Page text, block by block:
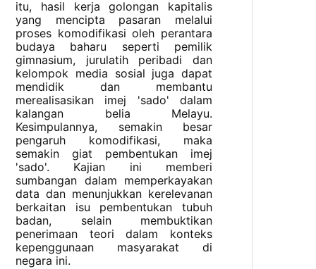
itu, hasil kerja golongan kapitalis
yang mencipta pasaran melalui
proses komodifikasi oleh perantara
budaya baharu seperti pemilik
gimnasium, jurulatih peribadi dan
kelompok media sosial juga dapat
mendidik dan membantu
merealisasikan imej 'sado' dalam
kalangan belia Melayu.
Kesimpulannya, semakin besar
pengaruh komodifikasi, maka
semakin giat pembentukan imej
'sado'. Kajian ini memberi
sumbangan dalam memperkayakan
data dan menunjukkan kerelevanan
berkaitan isu pembentukan tubuh
badan, selain membuktikan
penerimaan teori dalam konteks
kepenggunaan masyarakat di
negara ini.